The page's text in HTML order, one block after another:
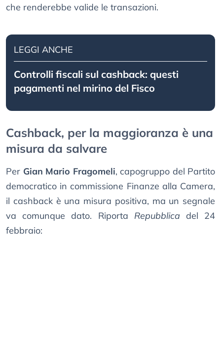
che renderebbe valide le transazioni.
LEGGI ANCHE
Controlli fiscali sul cashback: questi
pagamenti nel mirino del Fisco
Cashback, per la maggioranza è una
misura da salvare
Per Gian Mario Fragomeli, capogruppo del Partito
democratico in commissione Finanze alla Camera,
il cashback è una misura positiva, ma un segnale
va comunque dato. Riporta Repubblica del 24
febbraio: